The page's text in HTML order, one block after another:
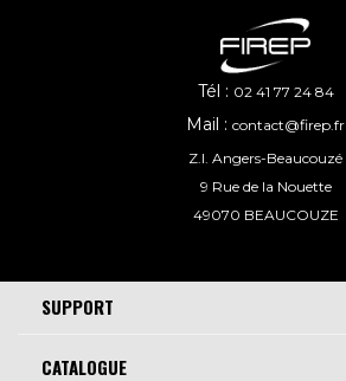
CATALOGUE
SUPPORT
Tél : 02 41 77 24 84
Mail : contact@firep.fr
Z.I. Angers-Beaucouzé
9 Rue de la Nouette
49070 BEAUCOUZE